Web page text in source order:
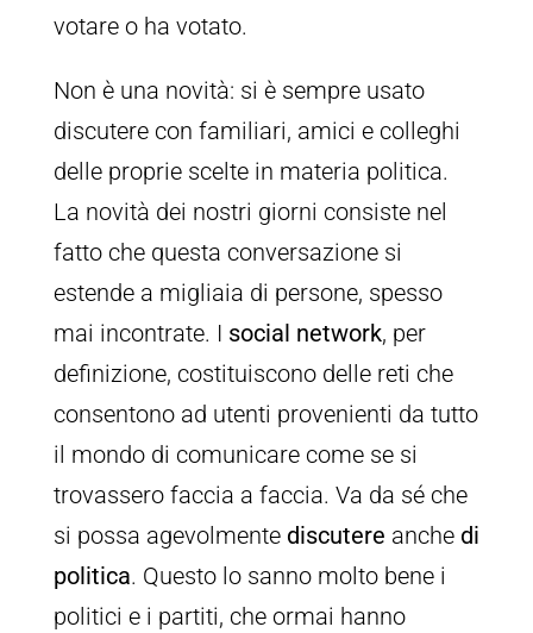
votare o ha votato.
Non è una novità: si è sempre usato
discutere con familiari, amici e colleghi
delle proprie scelte in materia politica.
La novità dei nostri giorni consiste nel
fatto che questa conversazione si
estende a migliaia di persone, spesso
mai incontrate. I social network, per
definizione, costituiscono delle reti che
consentono ad utenti provenienti da tutto
il mondo di comunicare come se si
trovassero faccia a faccia. Va da sé che
si possa agevolmente discutere anche di
politica. Questo lo sanno molto bene i
politici e i partiti, che ormai hanno